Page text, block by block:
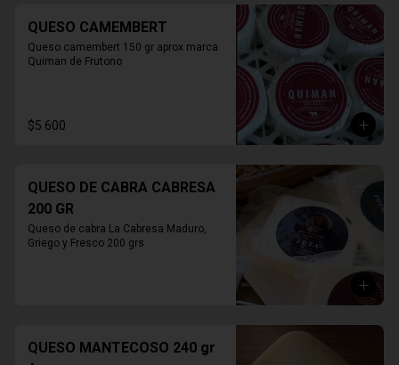
QUESO CAMEMBERT
Queso camembert 150 gr aprox marca
Quiman de Frutono
$5.600
QUESO DE CABRA CABRESA
200 GR
Queso de cabra La Cabresa Maduro,
Griego y Fresco 200 grs
QUESO MANTECOSO 240 gr